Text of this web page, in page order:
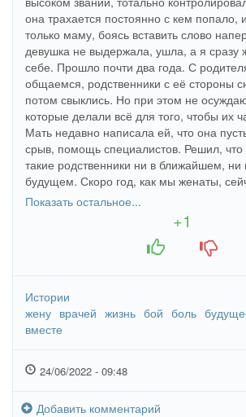
она трахается постоянно с кем попало,
только маму, боясь вставить слово
девушка не выдержала, ушла, а я сразу
себе. Прошло почти два года. С
общаемся, родственники с её стороны
потом свыклись. Но при этом не
которые делали всё для того, чтобы их
Мать недавно написала ей, что она
срыв, помощь специалистов. Решил,
такие родственники ни в ближайшем,
будущем. Скоро год, как мы женаты,
отлично. Моя супруга учится в
университете и хочет стать хорошим
Была очень худенькая, измученная, а
Показать остальное...
+1
Истории
жену врачей жизнь бой боль
вместе
24/06/2022 - 09:48
Добавить комментарий